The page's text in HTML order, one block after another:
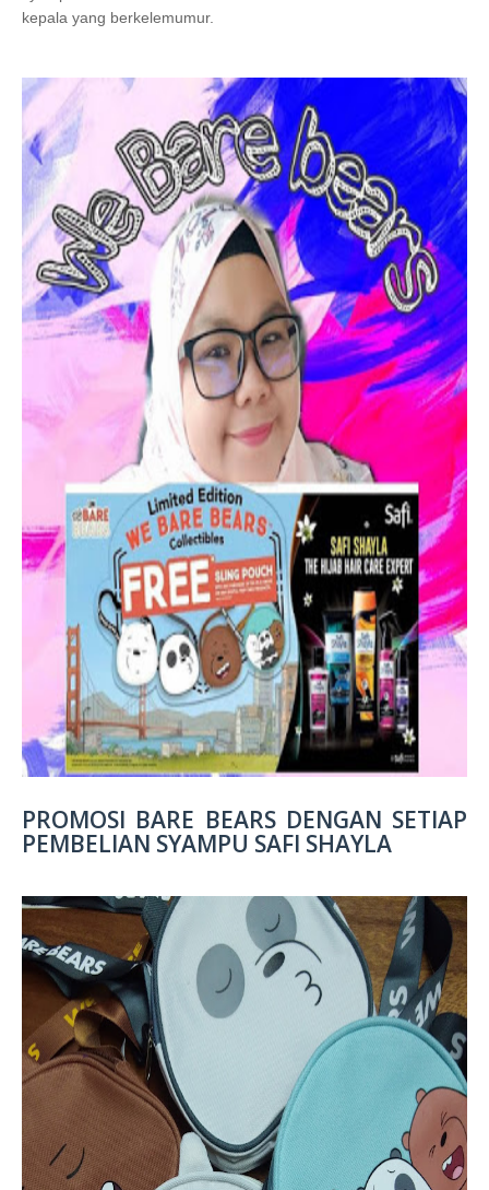
kepala yang berkelemumur.
PROMOSI BARE BEARS DENGAN SETIAP
PEMBELIAN SYAMPU SAFI SHAYLA